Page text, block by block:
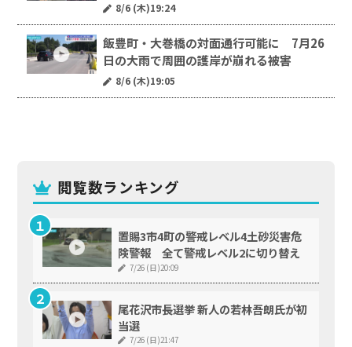
閲覧数ランキング
置賜3市4町の警戒レベル4土砂災害危
険警報 全て警戒レベル2に切り替え
7/26 (日)20:09
尾花沢市長選挙 新人の若林吾朗氏が初
当選
7/26 (日)21:47
8/6 (木)19:24
飯豊町・大巻橋の対面通行可能に 7月26
日の大雨で周囲の護岸が崩れる被害
8/6 (木)19:05